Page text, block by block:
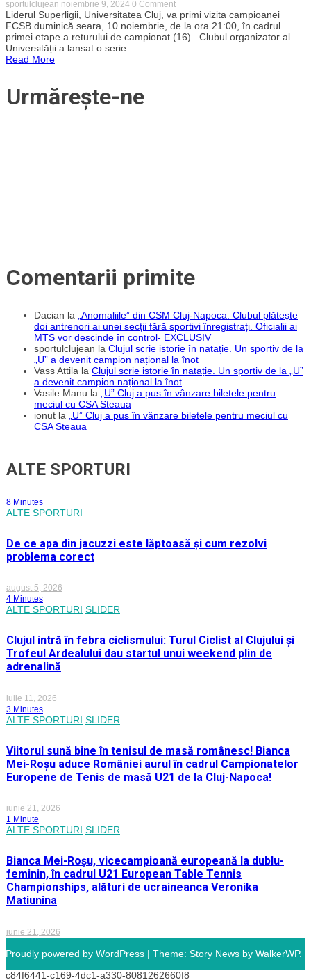
sportulclujean noiembrie 9, 2024 0 Commenton
Recomandări
importante
înainte
de
Liderul Superligii, Universitatea Cluj, va primi vizita campioanei
FCSB duminică seara, 10 noiembrie, de la ora 21:00, în cadrul
primei etape a returului de campionat (16). Clubul organizator al
Universității a lansat o serie...
Read More
Urmărește-ne
Comentarii primite
Dacian la
„Anomaliile” din CSM Cluj-Napoca. Clubul plătește
doi antrenori ai unei secții fără sportivi înregistrați. Oficialii ai
MTS vor descinde în control- EXCLUSIV
sportulclujean la Clujul scrie istorie în natație. Un sportiv de la
„U” a devenit campion național la înot
Vass Attila la Clujul scrie istorie în natație. Un sportiv de la „U”
a devenit campion național la înot
Vasile Manu la
„U” Cluj a pus în vânzare biletele pentru
meciul cu CSA Steaua
ionut la
„U” Cluj a pus în vânzare biletele pentru meciul cu
CSA Steaua
ALTE SPORTURI
8 Minutes
ALTE SPORTURI
De ce apa din jacuzzi este lăptoasă și cum rezolvi
problema corect
august 5, 2026
4 Minutes
ALTE SPORTURI SLIDER
Clujul intră în febra ciclismului: Turul Ciclist al Clujului și
Trofeul Ardealului dau startul unui weekend plin de
adrenalină
iulie 11, 2026
3 Minutes
ALTE SPORTURI SLIDER
Viitorul sună bine în tenisul de masă românesc! Bianca
Mei-Roșu aduce României aurul în cadrul Campionatelor
Europene de Tenis de masă U21 de la Cluj-Napoca!
iunie 21, 2026
1 Minute
ALTE SPORTURI SLIDER
Bianca Mei-Roșu, vicecampioană europeană la dublu-
feminin, în cadrul U21 European Table Tennis
Championships, alături de ucraineanca Veronika
Matiunina
iunie 21, 2026
Proudly powered by WordPress | Theme: Story News by WalkerWP.
c84f6441-c169-4dc1-a330-8081262660f8